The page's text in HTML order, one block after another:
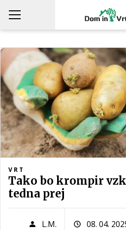
VRT
Tako bo krompir
tedna prej
L.M. 08. 04.